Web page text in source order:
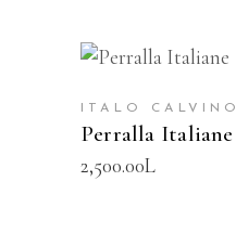
ITALO CALVINO
Perralla Italiane
2,500.00L